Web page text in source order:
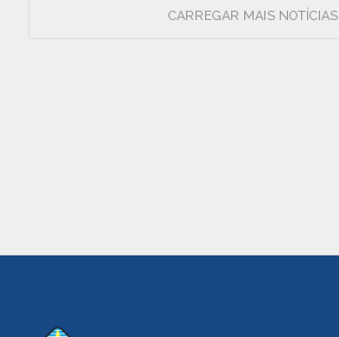
CARREGAR MAIS NOTÍCIAS